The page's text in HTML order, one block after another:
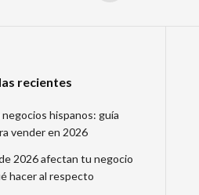
recientes
hispanos: guía
vender en 2026
2026 afectan tu negocio
hacer al respecto